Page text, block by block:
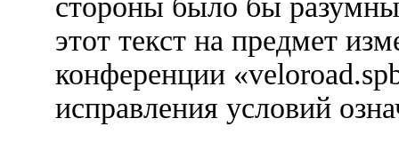
стороны было бы
этот текст на предмет
конференции
исправления условий